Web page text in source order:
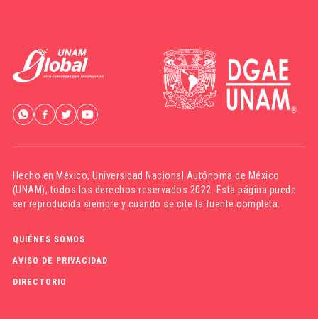
Hecho en México,Universidad Nacional Autónoma de México
(UNAM), todos los derechos reservados 2022. Esta página puede
ser reproducida siempre y cuando se cite la fuente completa.
QUIÉNES SOMOS
AVISO DE PRIVACIDAD
DIRECTORIO